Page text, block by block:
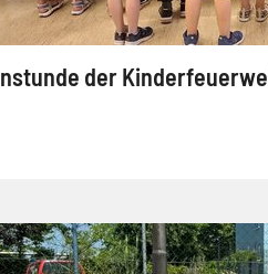
der